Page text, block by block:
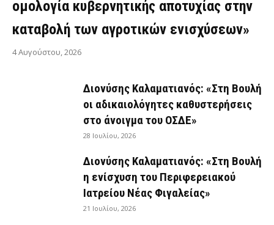
ομολογία κυβερνητικής αποτυχίας στην
καταβολή των αγροτικών ενισχύσεων»
4 Αυγούστου, 2026
Διονύσης Καλαματιανός: «Στη Βουλή
οι αδικαιολόγητες καθυστερήσεις
στο άνοιγμα του ΟΣΔΕ»
28 Ιουλίου, 2026
Διονύσης Καλαματιανός: «Στη Βουλή
η ενίσχυση του Περιφερειακού
Ιατρείου Νέας Φιγαλείας»
21 Ιουλίου, 2026